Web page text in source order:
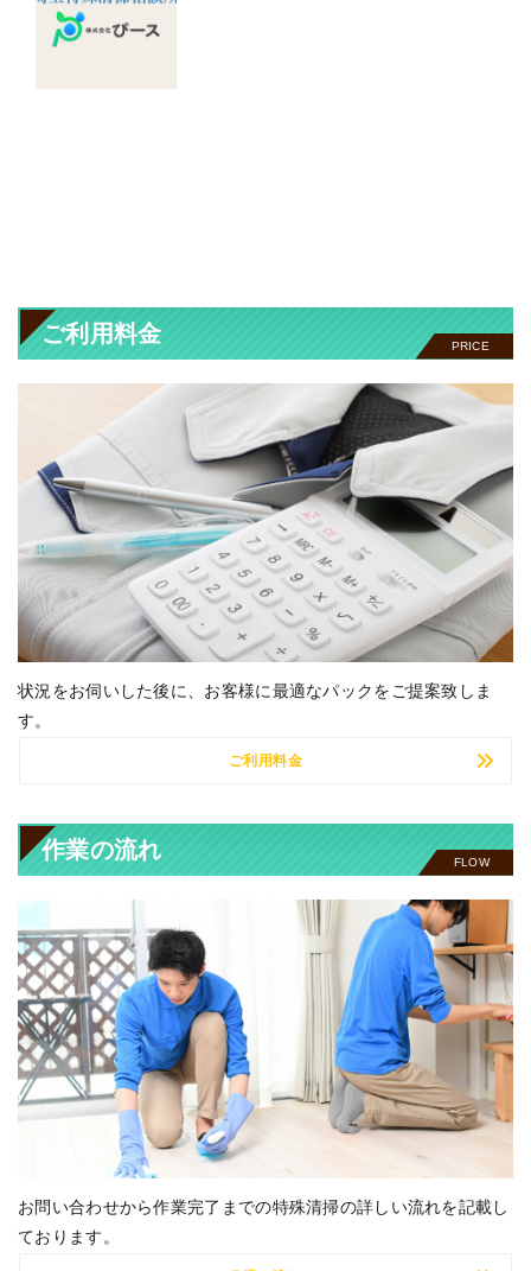
ご利用料金 PRICE
状況をお伺いした後に、お客様に最適なパックをご提案致しま
す。
ご利用料金
作業の流れ FLOW
お問い合わせから作業完了までの特殊清掃の詳しい流れを記載し
ております。